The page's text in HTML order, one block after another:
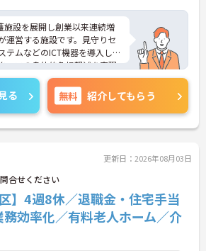
施設を展開し創業以来連続増
運営する施設です。見守りセ
テムなどのICT機器を導入し夜
ッフの身体的負担軽減を実現
アカデミーによる体系
支援を通じて専門性を高め
本部職への職種転換など一人
た多様なキャリアパスを描け
も手当などの福利厚生にくわ
将来を見据えて安心して働き
ています。
的な負担を軽減できる環境で
支援システムを活用し夜勤
トしています ・仕組みで業
る 無料 紹介してもらう
更新日：2026年08月03日
合せください
】4週8休／退職金・住宅手当
効率化／有料老人ホーム／介